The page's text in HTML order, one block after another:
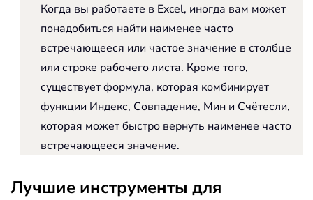
Когда вы работаете в Excel, иногда вам может
понадобиться найти наименее часто
встречающееся или частое значение в столбце
или строке рабочего листа. Кроме того,
существует формула, которая комбинирует
функции Индекс, Совпадение, Мин и Счётесли,
которая может быстро вернуть наименее часто
встречающееся значение.
Лучшие инструменты для